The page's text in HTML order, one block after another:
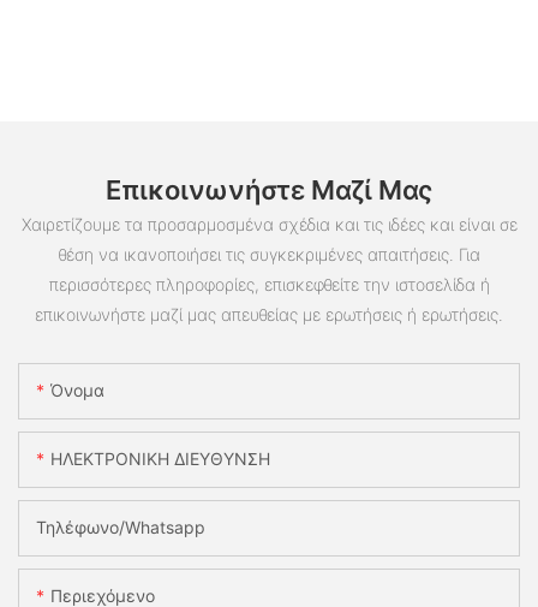
Επικοινωνήστε Μαζί Μας
Χαιρετίζουμε τα προσαρμοσμένα σχέδια και τις ιδέες και είναι σε
θέση να ικανοποιήσει τις συγκεκριμένες απαιτήσεις. Για
περισσότερες πληροφορίες, επισκεφθείτε την ιστοσελίδα ή
επικοινωνήστε μαζί μας απευθείας με ερωτήσεις ή ερωτήσεις.
Όνομα
ΗΛΕΚΤΡΟΝΙΚΗ ΔΙΕΥΘΥΝΣΗ
Τηλέφωνο/whatsapp
Περιεχόμενο